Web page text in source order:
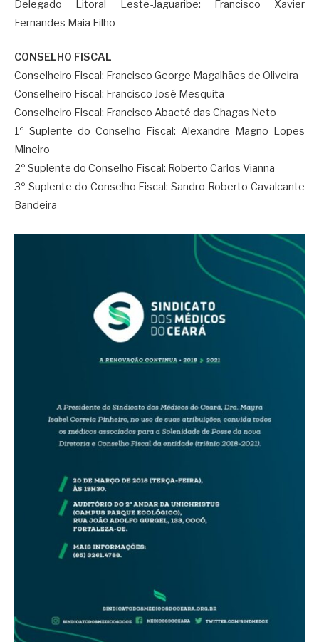
Delegado Litoral Leste-Jaguaribe: Francisco Xavier
Fernandes Maia Filho
CONSELHO FISCAL
Conselheiro Fiscal: Francisco George Magalhães de Oliveira
Conselheiro Fiscal: Francisco José Mesquita
Conselheiro Fiscal: Francisco Abaeté das Chagas Neto
1º Suplente do Conselho Fiscal: Alexandre Magno Lopes
Mineiro
2º Suplente do Conselho Fiscal: Roberto Carlos Vianna
3º Suplente do Conselho Fiscal: Sandro Roberto Cavalcante
Bandeira